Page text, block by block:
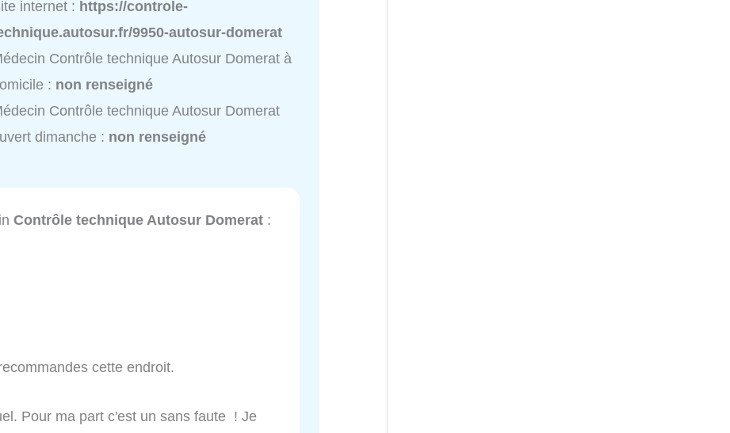
internet : https://controle-
9950-autosur-domerat
Contrôle technique Autosur Domerat à
: non renseigné
Contrôle technique Autosur Domerat
dimanche : non renseigné
Contrôle technique Autosur Domerat :
cette endroit.
Pour ma part c'est un sans faute ! Je